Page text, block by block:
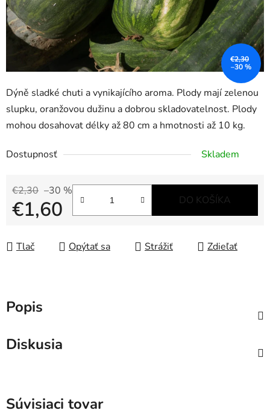
Dýně sladké chuti a vynikajícího aroma. Plody mají zelenou
slupku, oranžovou dužinu a dobrou skladovatelnost. Plody
mohou dosahovat délky až 80 cm a hmotnosti až 10 kg.
Dostupnosť Skladem
€2,30 –30 %
€1,60 DO KOŠÍKA
Tlač Opýtať sa Strážiť Zdieľať
€2,30
–30 %
Popis
Diskusia
Súvisiaci tovar